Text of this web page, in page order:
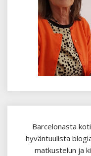
Barcelonasta
hyväntuulista
matkustelun ja